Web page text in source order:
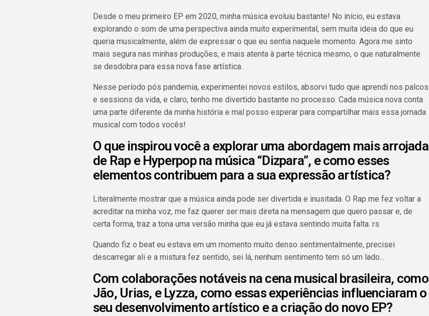
Desde o meu primeiro EP em 2020, minha música evoluiu bastante! No início, eu estava
explorando o som de uma perspectiva ainda muito experimental, sem muita ideia do que eu
queria musicalmente, além de expressar o que eu sentia naquele momento. Agora me sinto
mais segura nas minhas produções, e mais atenta à parte técnica mesmo, o que naturalmente
se desdobra para essa nova fase artística.
Nesse período pós pandemia, experimentei novos estilos, absorvi tudo que aprendi nos palcos
e sessions da vida, e claro, tenho me divertido bastante no processo. Cada música nova conta
uma parte diferente da minha história e mal posso esperar para compartilhar mais essa jornada
musical com todos vocês!
O que inspirou você a explorar uma abordagem mais arrojada
de Rap e Hyperpop na música “Dizpara”, e como esses
elementos contribuem para a sua expressão artística?
Literalmente mostrar que a música ainda pode ser divertida e inusitada. O Rap me fez voltar a
acreditar na minha voz, me faz querer ser mais direta na mensagem que quero passar e, de
certa forma, traz a tona uma versão minha que eu já estava sentindo muita falta. rs
Quando fiz o beat eu estava em um momento muito denso sentimentalmente, precisei
descarregar ali e a mistura fez sentido, sei lá, nenhum sentimento tem só um lado…
Com colaborações notáveis na cena musical brasileira, como
Jão, Urias, e Lyzza, como essas experiências influenciaram o
seu desenvolvimento artístico e a criação do novo EP?